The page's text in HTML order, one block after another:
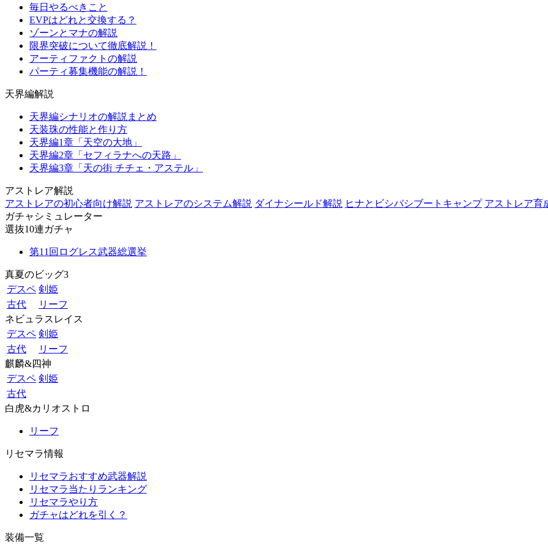
毎日やるべきこと
EVPはどれと交換する？
ゾーンとマナの解説
限界突破について徹底解説！
アーティファクトの解説
パーティ募集機能の解説！
天界編解説
天界編シナリオの解説まとめ
天装珠の性能と作り方
天界編1章「天空の大地」
天界編2章「セフィラナへの天路」
天界編3章「天の街 チチェ・アステル」
アストレア解説
アストレアの初心者向け解説 アストレアのシステム解説 ダイナシールド解説 ヒナとビシバシブートキャンプ アストレア育
ガチャシミュレーター
選抜10連ガチャ
第11回ログレス武器総選挙
真夏のビッグ3
デスペ 剣姫
古代
リーフ
ネビュラスレイス
デスペ 剣姫
古代
リーフ
麒麟&四神
デスペ 剣姫
古代
白虎&カリオストロ
リーフ
リセマラ情報
リセマラおすすめ武器解説
リセマラ当たりランキング
リセマラやり方
ガチャはどれを引く？
装備一覧